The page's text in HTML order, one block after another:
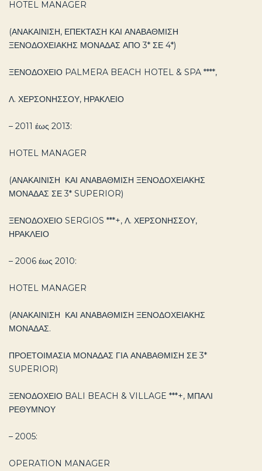
HOTEL MANAGER
(ΑΝΑΚΑΙΝΙΣΗ, ΕΠΕΚΤΑΣΗ ΚΑΙ ΑΝΑΒΑΘΜΙΣΗ
ΞΕΝΟΔΟΧΕΙΑΚΗΣ ΜΟΝΑΔΑΣ ΑΠΟ 3* ΣΕ 4*)
ΞΕΝΟΔΟΧΕΙΟ PALMERA BEACH HOTEL & SPA ****,
Λ. ΧΕΡΣΟΝΗΣΣΟΥ, ΗΡΑΚΛΕΙΟ
– 2011 έως 2013:
HOTEL MANAGER
(ΑΝΑΚΑΙΝΙΣΗ ΚΑΙ ΑΝΑΒΑΘΜΙΣΗ ΞΕΝΟΔΟΧΕΙΑΚΗΣ
ΜΟΝΑΔΑΣ ΣΕ 3* SUPERIOR)
ΞΕΝΟΔΟΧΕΙΟ SERGIOS ***+, Λ. ΧΕΡΣΟΝΗΣΣΟΥ,
ΗΡΑΚΛΕΙΟ
– 2006 έως 2010:
HOTEL MANAGER
(ΑΝΑΚΑΙΝΙΣΗ ΚΑΙ ΑΝΑΒΑΘΜΙΣΗ ΞΕΝΟΔΟΧΕΙΑΚΗΣ
ΜΟΝΑΔΑΣ.
ΠΡΟΕΤΟΙΜΑΣΙΑ ΜΟΝΑΔΑΣ ΓΙΑ ΑΝΑΒΑΘΜΙΣΗ ΣΕ 3*
SUPERIOR)
ΞΕΝΟΔΟΧΕΙΟ BALI BEACH & VILLAGE ***+, ΜΠΑΛΙ
ΡΕΘΥΜΝΟΥ
– 2005:
OPERATION MANAGER